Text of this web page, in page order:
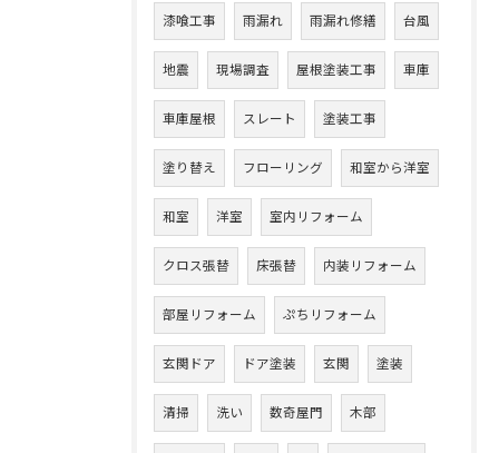
漆喰工事 雨漏れ 雨漏れ修繕 台風
地震 現場調査 屋根塗装工事 車庫
車庫屋根 スレート 塗装工事
塗り替え フローリング 和室から洋室
和室 洋室 室内リフォーム
クロス張替 床張替 内装リフォーム
部屋リフォーム ぷちリフォーム
玄関ドア ドア塗装 玄関 塗装
清掃 洗い 数奇屋門 木部